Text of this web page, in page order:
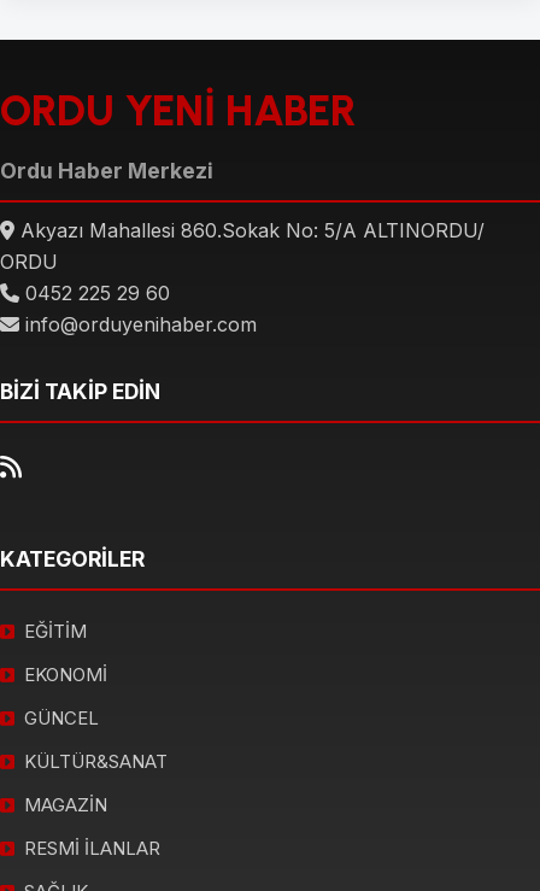
ORDU YENİ HABER
Ordu Haber Merkezi
Akyazı Mahallesi 860.Sokak No: 5/A ALTINORDU/
ORDU
0452 225 29 60
info@orduyenihaber.com
BİZİ TAKİP EDİN
KATEGORİLER
EĞİTİM
EKONOMİ
GÜNCEL
KÜLTÜR&SANAT
MAGAZİN
RESMİ İLANLAR